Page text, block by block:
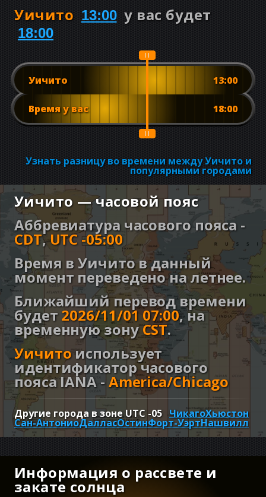
Уичито 13:00 у вас будет
18:00
Уичито 13:00
Время у вас 18:00
Узнать разницу во времени между Уичито и
популярными городами
Уичито — часовой пояс
Аббревиатура часового пояса -
CDT,UTC -05:00
Время в Уичито в данный
момент переведено на летнее.
Ближайший перевод времени
будет2026/11/01 07:00,на
временную зонуCST.
Уичитоиспользует
идентификатор часового
пояса IANA -America/Chicago
Другие города в зоне UTC -05 ЧикагоХьюстон
Сан-АнтониоДалласОстинФорт-УэртНашвилл
Информация о рассвете и
закате солнца